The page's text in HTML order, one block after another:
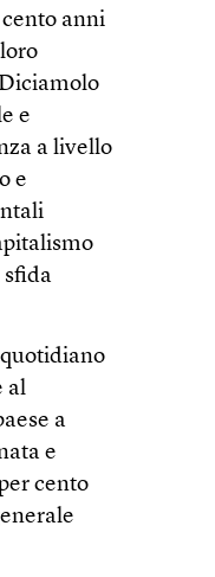
anni
e
a livello
e
sfida
al
a
e
cento